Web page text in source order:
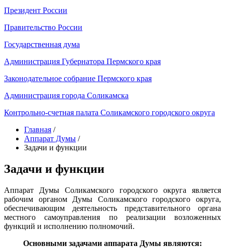
Президент России
Правительство России
Государственная дума
Администрация Губернатора Пермского края
Законодательное собрание Пермского края
Администрация города Соликамска
Контрольно-счетная палата Соликамского городского округа
Главная /
Аппарат Думы /
Задачи и функции
Задачи и функции
Аппарат Думы Соликамского городского округа является
рабочим органом Думы Соликамского городского округа,
обеспечивающим деятельность представительного органа
местного самоуправления по реализации возложенных
функций и исполнению полномочий.
Основными задачами аппарата Думы являются: